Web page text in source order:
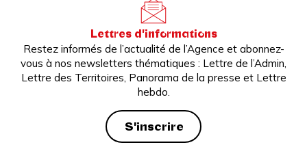
Lettres d'informations
Restez informés de l’actualité de l’Agence et abonnez-
vous à nos newsletters thématiques : Lettre de l’Admin,
Lettre des Territoires, Panorama de la presse et Lettre
hebdo.
S'inscrire